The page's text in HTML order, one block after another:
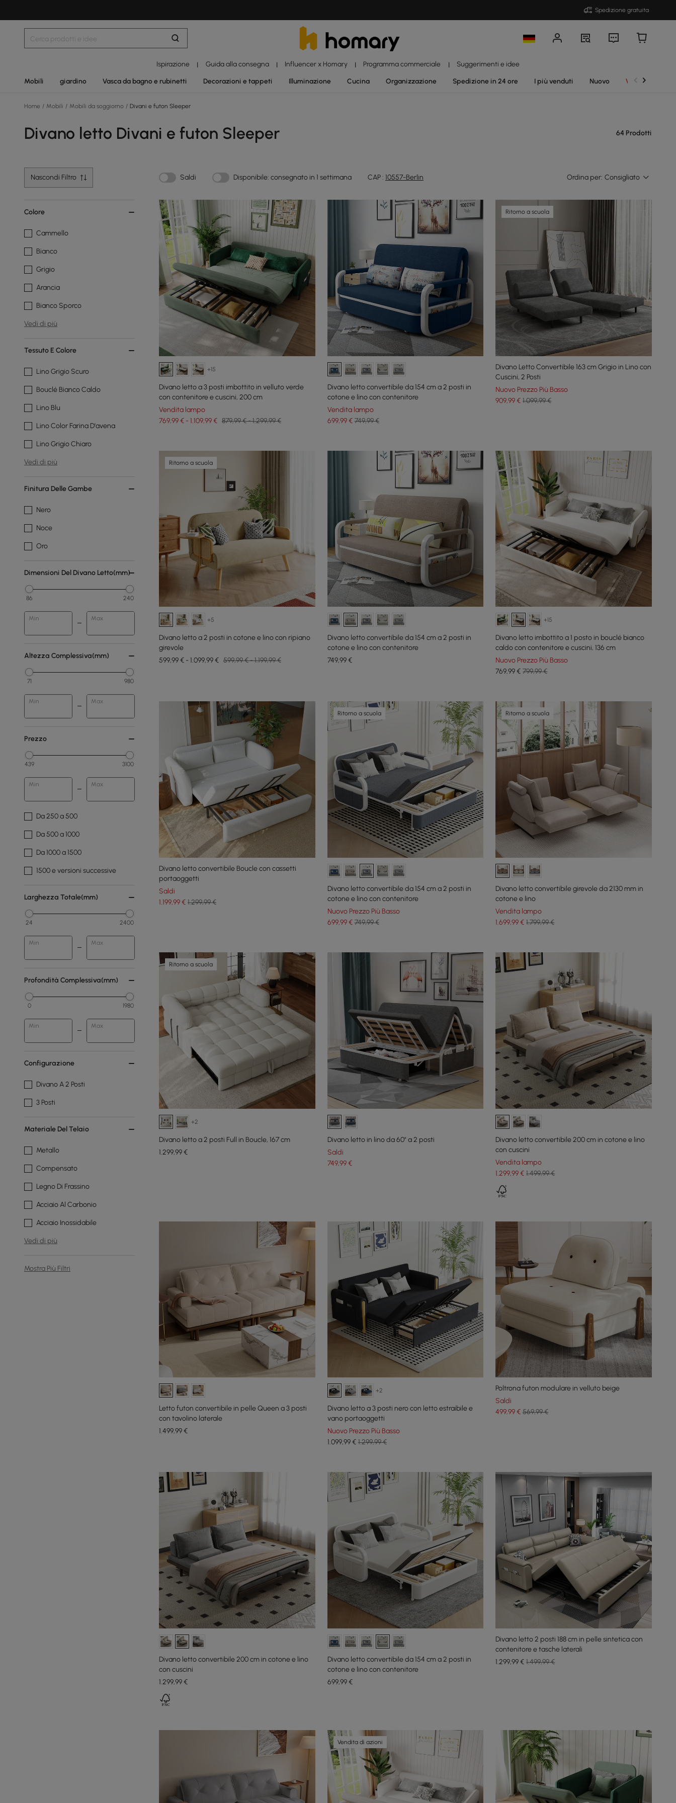
Spedizione gratuita
Ispirazione | Guida alla consegna | Influencer x Homary | Programma commerciale | Suggerimenti e idee
Mobili giardino Vasca da bagno e rubinetti Decorazioni e tappeti Illuminazione Cucina Organizzazione Spedizione in 24 ore I più venduti Nuovo Vendite
Home / Mobili / Mobili da soggiorno / Divani e futon Sleeper
Divano letto Divani e futon Sleeper 64 Prodotti
Nascondi Filtro Saldi Disponibile: consegnato in 1 settimana CAP : 10557-Berlin Ordina per: Consigliato
Colore
Cammello
Bianco
Grigio
Arancia
Bianco Sporco
Vedi di più
Tessuto E Colore
Lino Grigio Scuro
Bouclé Bianco Caldo
Lino Blu
Lino Color Farina D'avena
Lino Grigio Chiaro
Vedi di più
Finitura Delle Gambe
Nero
Noce
Oro
Dimensioni Del Divano Letto(mm)
86 240
Min Max
Altezza Complessiva(mm)
71 980
Min Max
Prezzo
439 3100
Min Max
Da 250 a 500
Da 500 a 1000
Da 1000 a 1500
1500 e versioni successive
Larghezza Totale(mm)
24 2400
Min Max
Profondità Complessiva(mm)
0 1980
Min Max
Configurazione
Divano A 2 Posti
3 Posti
Materiale Del Telaio
Metallo
Compensato
Legno Di Frassino
Acciaio Al Carbonio
Acciaio Inossidabile
Vedi di più
Mostra Più Filtri
+15
Divano letto a 3 posti imbottito in velluto verde
con contenitore e cuscini, 200 cm
Vendita lampo
769,99 € - 1.109,99 € 879,99 € - 1.299,99 €
Divano letto convertibile da 154 cm a 2 posti in
cotone e lino con contenitore
Vendita lampo
699,99€ 749,99 €
Ritorno a scuola
Divano Letto Convertibile 163 cm Grigio in Lino con
Cuscini, 2 Posti
Nuovo Prezzo Più Basso
909,99€ 1.099,99 €
Ritorno a scuola
+5
Divano letto a 2 posti in cotone e lino con ripiano
girevole
599,99 € - 1.099,99 € 599,99 € - 1.199,99 €
Divano letto convertibile da 154 cm a 2 posti in
cotone e lino con contenitore
749,99€
+15
Divano letto imbottito a 1 posto in bouclé bianco
caldo con contenitore e cuscini, 136 cm
Nuovo Prezzo Più Basso
769,99€ 799,99 €
Divano letto convertibile Boucle con cassetti
portaoggetti
Saldi
1.199,99€ 1.299,99 €
Ritorno a scuola
Divano letto convertibile da 154 cm a 2 posti in
cotone e lino con contenitore
Nuovo Prezzo Più Basso
699,99€ 749,99 €
Ritorno a scuola
Divano letto convertibile girevole da 2130 mm in
cotone e lino
Vendita lampo
1.699,99€ 1.799,99 €
Ritorno a scuola
+2
Divano letto a 2 posti Full in Boucle, 167 cm
1.299,99€
Divano letto in lino da 60" a 2 posti
Saldi
749,99€
Divano letto convertibile 200 cm in cotone e lino
con cuscini
Vendita lampo
1.299,99€ 1.499,99 €
Letto futon convertibile in pelle Queen a 3 posti
con tavolino laterale
1.499,99€
+2
Divano letto a 3 posti nero con letto estraibile e
vano portaoggetti
Nuovo Prezzo Più Basso
1.099,99€ 1.299,99 €
Poltrona futon modulare in velluto beige
Saldi
499,99€ 569,99 €
Divano letto convertibile 200 cm in cotone e lino
con cuscini
1.299,99€
Divano letto convertibile da 154 cm a 2 posti in
cotone e lino con contenitore
699,99€
Divano letto 2 posti 188 cm in pelle sintetica con
contenitore e tasche laterali
1.299,99€ 1.499,99 €
Vendita di azioni